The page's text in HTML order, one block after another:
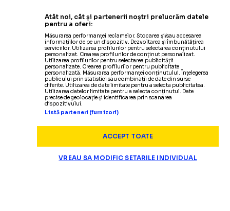
CAMPIONATE
ARENĂ DIN UCRAINA, BOMBARDATĂ DE RUȘI!
Atât noi, cât și partenerii noștri prelucrăm datele
pentru a oferi:
Măsurarea performanței reclamelor. Stocarea și/sau accesarea
informațiilor de pe un dispozitiv. Dezvoltarea și îmbunătățirea
serviciilor. Utilizarea profilurilor pentru selectarea conținutului
personalizat. Crearea profilurilor de conținut personalizat.
Utilizarea profilurilor pentru selectarea publicității
personalizate. Crearea profilurilor pentru publicitate
personalizată. Măsurarea performanței conținutului. Înțelegerea
publicului prin statistici sau combinații de date din surse
diferite. Utilizarea de date limitate pentru a selecta publicitatea.
Utilizarea datelor limitate pentru a selecta conținutul. Date
precise de geolocație și identificarea prin scanarea
dispozitivului.
Listă parteneri (furnizori)
ACCEPT TOATE
VREAU SA MODIFIC SETARILE INDIVIDUAL